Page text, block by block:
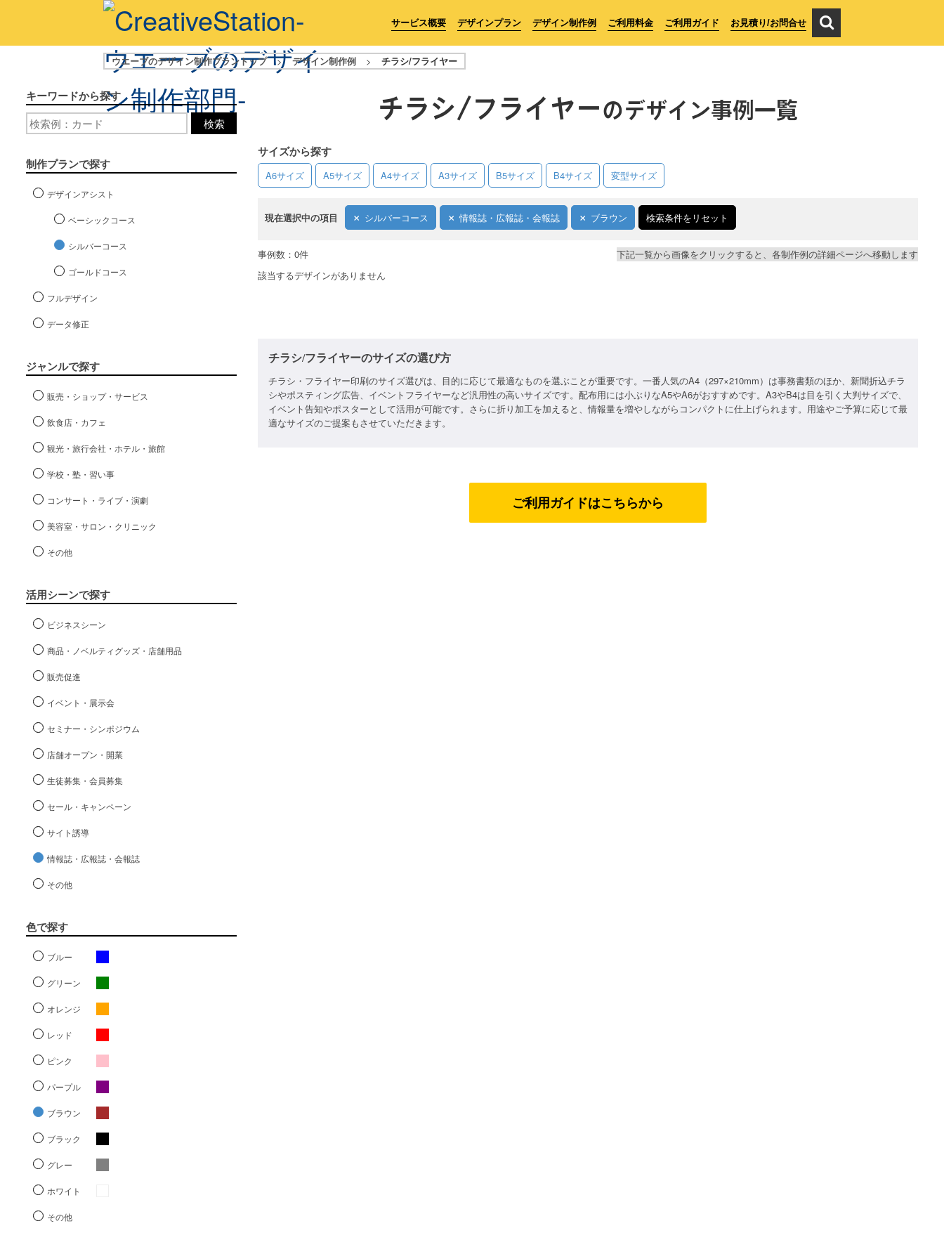
サービス概要 デザインプラン デザイン制作例 ご利用料金 ご利用ガイド お見積り/お問合せ
ウエーブのデザイン制作プラントップ > デザイン制作例 > チラシ/フライヤー
チラシ/フライヤーのデザイン事例一覧
サイズから探す
A6サイズ A5サイズ A4サイズ A3サイズ B5サイズ B4サイズ 変型サイズ
現在選択中の項目 シルバーコース 情報誌・広報誌・会報誌 ブラウン 検索条件をリセット
キーワードから探す
検索
制作プランで探す
デザインアシスト
ベーシックコース
シルバーコース
ゴールドコース
フルデザイン
データ修正
ジャンルで探す
販売・ショップ・サービス
飲食店・カフェ
観光・旅行会社・ホテル・旅館
学校・塾・習い事
コンサート・ライブ・演劇
美容室・サロン・クリニック
その他
活用シーンで探す
ビジネスシーン
商品・ノベルティグッズ・店舗用品
販売促進
イベント・展示会
セミナー・シンポジウム
店舗オープン・開業
生徒募集・会員募集
セール・キャンペーン
サイト誘導
情報誌・広報誌・会報誌
その他
色で探す
ブルー
グリーン
オレンジ
レッド
ピンク
パープル
ブラウン
ブラック
グレー
ホワイト
その他
事例数：0件
下記一覧から画像をクリックすると、各制作例の詳細ページへ移動します
該当するデザインがありません
チラシ/フライヤーのサイズの選び方
チラシ・フライヤー印刷のサイズ選びは、目的に応じて最適なものを選ぶことが重要です。一番人気のA4（297×210mm）は事務書類のほか、新聞折込チラ
シやポスティング広告、イベントフライヤーなど汎用性の高いサイズです。配布用には小ぶりなA5やA6がおすすめです。A3やB4は目を引く大判サイズで、
イベント告知やポスターとして活用が可能です。さらに折り加工を加えると、情報量を増やしながらコンパクトに仕上げられます。用途やご予算に応じて最
適なサイズのご提案もさせていただきます。
ご利用ガイドはこちらから